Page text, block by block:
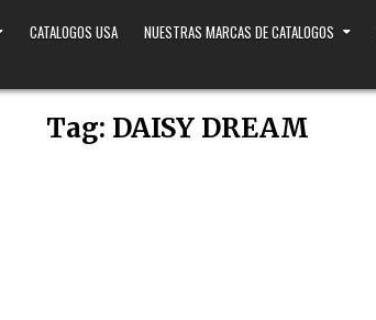
CATALOGOS USA NUESTRAS MARCAS DE CATALOGOS
Tag: DAISY DREAM